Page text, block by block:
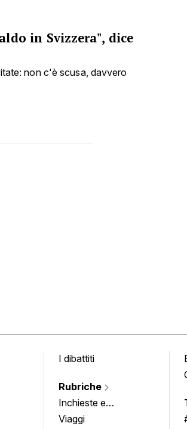
in Svizzera", dice
non c'è scusa, davvero
I dibattiti
Rubriche
Inchieste e
approfondimenti
Viaggi